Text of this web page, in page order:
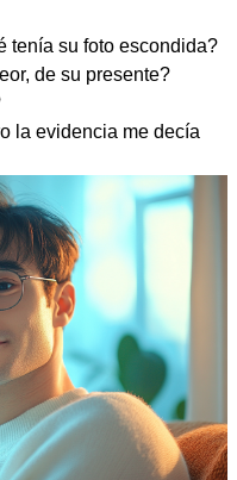
tenía su foto escondida?
de su presente?
la evidencia me decía